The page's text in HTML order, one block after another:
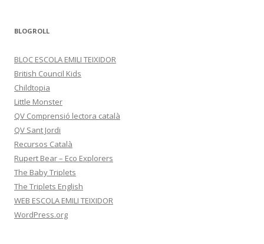
BLOGROLL
BLOC ESCOLA EMILI TEIXIDOR
British Council Kids
Childtopia
Little Monster
QV Comprensió lectora català
QV Sant Jordi
Recursos Català
Rupert Bear – Eco Explorers
The Baby Triplets
The Triplets English
WEB ESCOLA EMILI TEIXIDOR
WordPress.org